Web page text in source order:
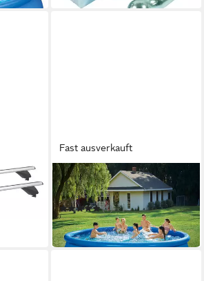
Fast ausverkauft
SUMMER WAVES
Pool
(1)
139,95 €
in 2-3 Werktagen bei dir